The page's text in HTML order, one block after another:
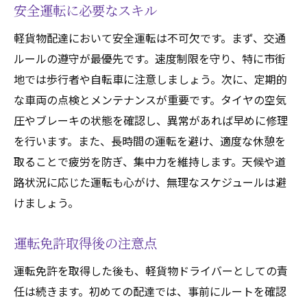
安全運転に必要なスキル
軽貨物配達において安全運転は不可欠です。まず、交通
ルールの遵守が最優先です。速度制限を守り、特に市街
地では歩行者や自転車に注意しましょう。次に、定期的
な車両の点検とメンテナンスが重要です。タイヤの空気
圧やブレーキの状態を確認し、異常があれば早めに修理
を行います。また、長時間の運転を避け、適度な休憩を
取ることで疲労を防ぎ、集中力を維持します。天候や道
路状況に応じた運転も心がけ、無理なスケジュールは避
けましょう。
運転免許取得後の注意点
運転免許を取得した後も、軽貨物ドライバーとしての責
任は続きます。初めての配達では、事前にルートを確認